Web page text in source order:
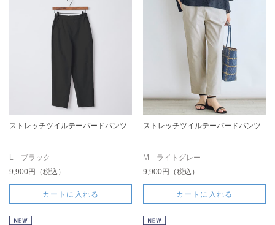
ストレッチツイルテーパードパンツ
L ブラック
9,900円（税込）
カートに入れる
ストレッチツイルテーパードパンツ
M ライトグレー
9,900円（税込）
カートに入れる